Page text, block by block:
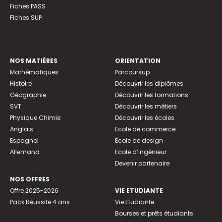
Fiches PASS
Fiches SUP
NOS MATIÈRES
Mathématiques
Histoire
Géographie
SVT
Physique Chimie
Anglais
Espagnol
Allemand
NOS OFFRES
Offre 2025-2026
Pack Réussite 4 ans
ORIENTATION
Parcoursup
Découvrir les diplômes
Découvrir les formations
Découvrir les métiers
Découvrir les écoles
Ecole de commerce
Ecole de design
Ecole d’ingénieur
Devenir partenaire
VIE ETUDIANTE
Vie Etudiante
Bourses et prêts étudiants